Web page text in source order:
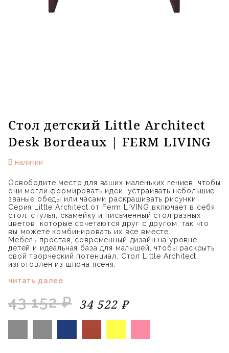
Стол детский Little Architect
Desk Bordeaux | FERM LIVING
В наличии
Освободите место для ваших маленьких гениев, чтобы
они могли формировать идеи, устраивать небольшие
званые обеды или часами раскрашивать рисунки.
Серия Little Architect от Ferm LIVING включает в себя
стол, стулья, скамейку и письменный стол разных
цветов, которые сочетаются друг с другом, так что
вы можете комбинировать их все вместе.
Мебель простая, современный дизайн на уровне
детей и идеальная база для малышей, чтобы раскрыть
свой творческий потенциал. Стол Little Architect
изготовлен из шпона ясеня.
читать далее
43 152 ₽ 34 522 ₽